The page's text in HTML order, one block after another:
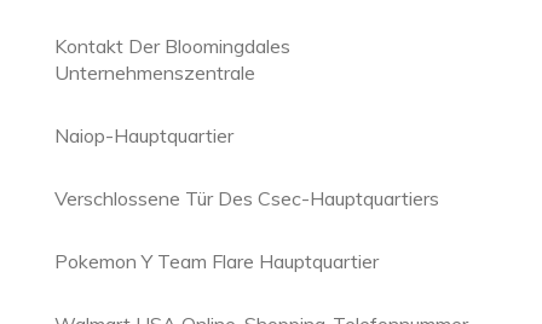
Kontakt Der Bloomingdales
Unternehmenszentrale
Naiop-Hauptquartier
Verschlossene Tür Des Csec-Hauptquartiers
Pokemon Y Team Flare Hauptquartier